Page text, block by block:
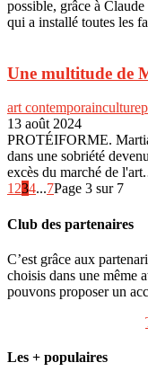
possible, grâce à
qui a installé toutes les
Une multitude de
art contemporainculture
13 août 2024
PROTÉIFORME.
dans une sobriété
excès du marché de
1 234...7Page 3 sur 7
Club des partenaires
C’est grâce aux
choisis dans une même
pouvons proposer un
Les + populaires